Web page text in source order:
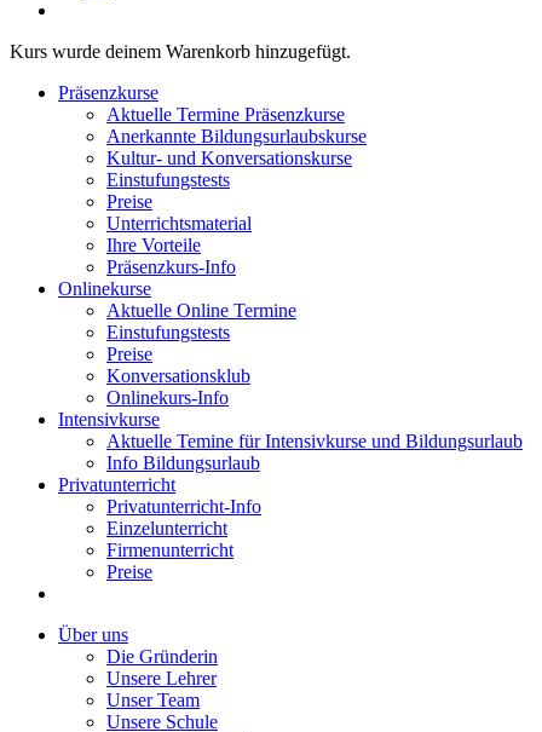
Kurs wurde deinem Warenkorb hinzugefügt.
Präsenzkurse
Aktuelle Termine Präsenzkurse
Anerkannte Bildungsurlaubskurse
Kultur- und Konversationskurse
Einstufungstests
Preise
Unterrichtsmaterial
Ihre Vorteile
Präsenzkurs-Info
Onlinekurse
Aktuelle Online Termine
Einstufungstests
Preise
Konversationsklub
Onlinekurs-Info
Intensivkurse
Aktuelle Temine für Intensivkurse und Bildungsurlaub
Info Bildungsurlaub
Privatunterricht
Privatunterricht-Info
Einzelunterricht
Firmenunterricht
Preise
Über uns
Die Gründerin
Unsere Lehrer
Unser Team
Unsere Schule